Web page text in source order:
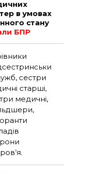
в умовах
стану
БПР
сестри
старші,
медичні,